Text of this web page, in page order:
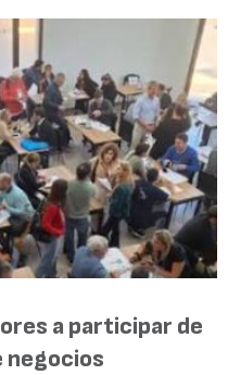
a participar de
negocios